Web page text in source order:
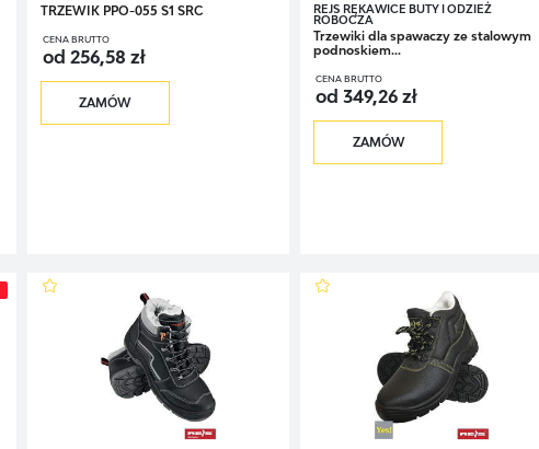
TRZEWIK PPO-055 S1 SRC
CENA BRUTTO
od 256,58 zł
ZAMÓW
REJS RĘKAWICE BUTY I ODZIEŻ
ROBOCZA
Trzewiki dla spawaczy ze stalowym
podnoskiem...
CENA BRUTTO
od 349,26 zł
ZAMÓW